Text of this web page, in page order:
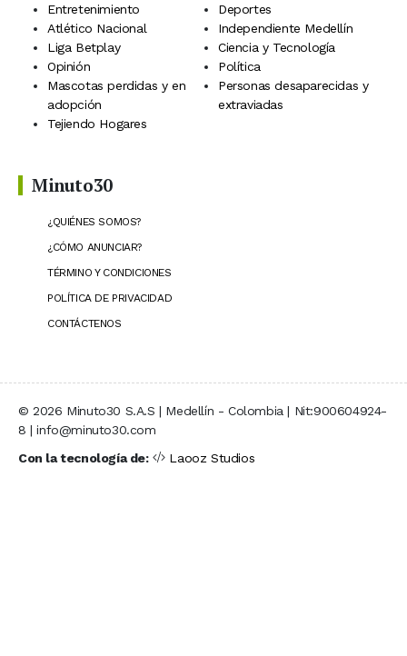
Entretenimiento
Deportes
Atlético Nacional
Independiente Medellín
Liga Betplay
Ciencia y Tecnología
Opinión
Política
Mascotas perdidas y en
adopción
Personas desaparecidas y
extraviadas
Tejiendo Hogares
Minuto30
¿QUIÉNES SOMOS?
¿CÓMO ANUNCIAR?
TÉRMINO Y CONDICIONES
POLÍTICA DE PRIVACIDAD
CONTÁCTENOS
© 2026 Minuto30 S.A.S | Medellín - Colombia | Nit:900604924-
8 | info@minuto30.com
Con la tecnología de:
Laooz Studios